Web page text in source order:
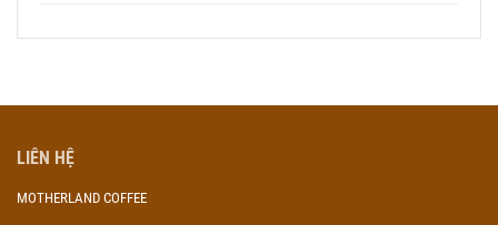
LIÊN HỆ
MOTHERLAND COFFEE